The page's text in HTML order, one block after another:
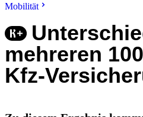
Mobilität
mehreren
Kfz-